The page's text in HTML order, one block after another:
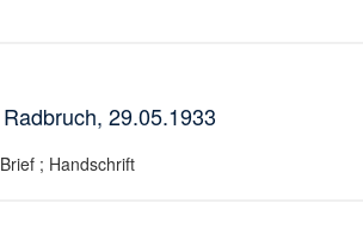
29.05.1933
; Handschrift